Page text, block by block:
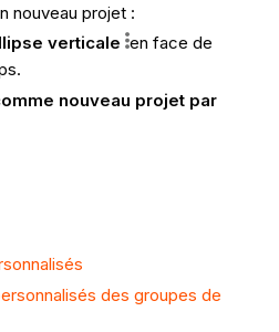
nouveau projet :
verticale en face de
nouveau projet par
des groupes de